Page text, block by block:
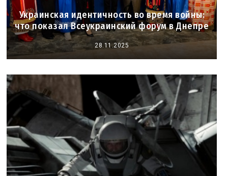
Украинская идентичность во время войны:
что показал Всеукраинский форум в Днепре
28.11.2025